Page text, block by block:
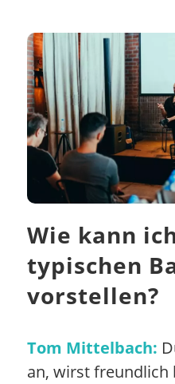
Wie kann
typischen
vorstellen?
Tom Mittelbach:
an, wirst